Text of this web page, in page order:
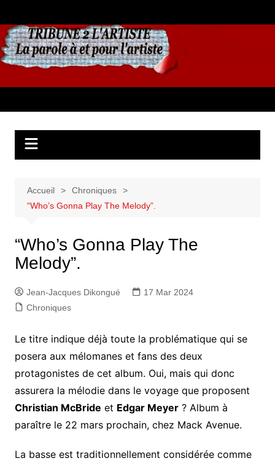
au
contenu
Accueil
Chroniques
“Who’s Gonna Play The Melody”.
“Who’s Gonna Play The
Melody”.
Jean-Jacques Dikongué
17 Mar 2024
Chroniques
Le titre indique déjà toute la problématique qui se
posera aux mélomanes et fans des deux
protagonistes de cet album. Oui, mais qui donc
assurera la mélodie dans le voyage que proposent
Christian McBride et Edgar Meyer? Album à
paraître le 22 mars prochain, chez Mack Avenue.
La basse est traditionnellement considérée comme